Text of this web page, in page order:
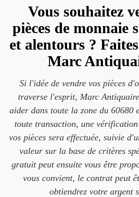
Vous souhaitez
pièces de monnaie
et alentours ?
Marc
Si l'idée de vendre vos pièces
traverse l'esprit, Marc
aider dans toute la zone du 60680
toute transaction, une
vos pièces sera effectuée, suivie
valeur sur la base de critères
gratuit peut ensuite vous être
vous convient, le contrat peut
obtiendrez votre argent